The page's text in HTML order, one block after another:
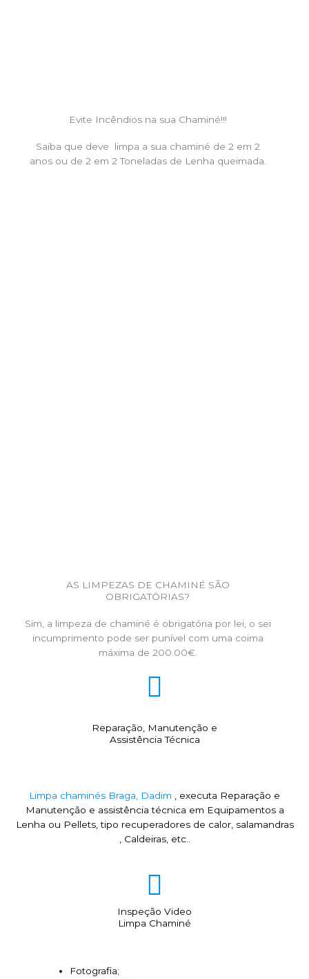
Evite Incêndios na sua Chaminé!!!
Saiba que deve limpa a sua chaminé de 2 em 2
anos ou de 2 em 2 Toneladas de Lenha queimada.
AS LIMPEZAS DE CHAMINÉ SÃO
OBRIGATÓRIAS?
Sim, a limpeza de chaminé é obrigatória por lei, o sei
incumprimento pode ser punível com uma coima
máxima de 200.00€.
Reparação, Manutenção e
Assistência Técnica
Limpa chaminés Braga, Dadim , executa Reparação e
Manutenção e assistência técnica em Equipamentos a
Lenha ou Pellets, tipo recuperadores de calor, salamandras
, Caldeiras, etc..
Inspeção Video
Limpa Chaminé
Fotografia;